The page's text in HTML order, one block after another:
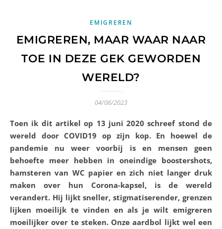
EMIGREREN
EMIGREREN, MAAR WAAR NAAR
TOE IN DEZE GEK GEWORDEN
WERELD?
04/06/2023
Toen ik dit artikel op 13 juni 2020 schreef stond de
wereld door COVID19 op zijn kop. En hoewel de
pandemie nu weer voorbij is en mensen geen
behoefte meer hebben in oneindige boostershots,
hamsteren van WC papier en zich niet langer druk
maken over hun Corona-kapsel, is de wereld
verandert. Hij lijkt sneller, stigmatiserender, grenzen
lijken moeilijk te vinden en als je wilt emigreren
moeilijker over te steken. Onze aardbol lijkt wel een